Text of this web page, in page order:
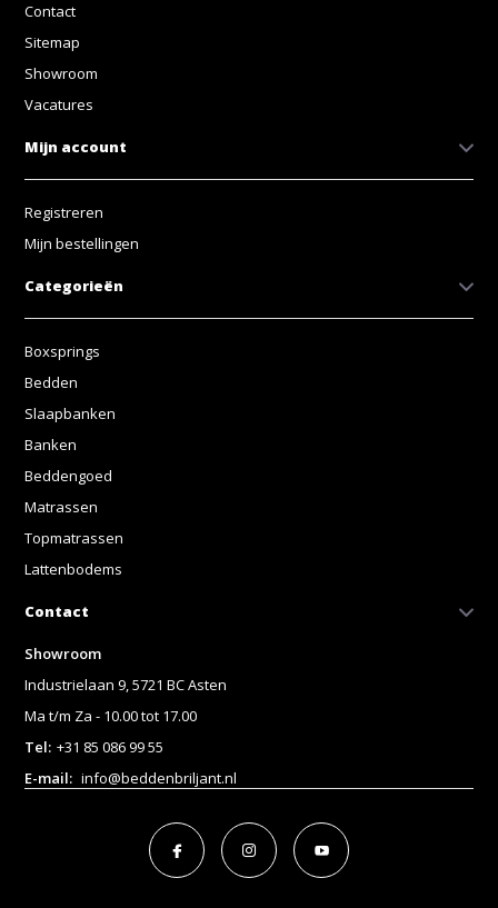
Contact
Sitemap
Showroom
Vacatures
Mijn account
Registreren
Mijn bestellingen
Categorieën
Boxsprings
Bedden
Slaapbanken
Banken
Beddengoed
Matrassen
Topmatrassen
Lattenbodems
Contact
Showroom
Industrielaan 9, 5721 BC Asten
Ma t/m Za - 10.00 tot 17.00
Tel: +31 85 086 99 55
E-mail: info@beddenbriljant.nl